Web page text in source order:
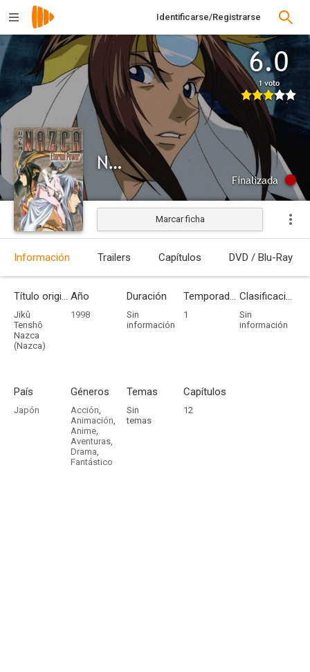
Identificarse/Registrarse
6.0
1 voto
Nazca
Finalizada
Marcar ficha
Información Trailers Capítulos DVD / Blu-Ray
Título original
Jikû
Tenshô
Nazca
(Nazca)
Año
1998
Duración
Sin
información
Temporadas
1
Clasificación por edades
Sin
información
País
Japón
Géneros
Acción,
Animación,
Anime,
Aventuras,
Drama,
Fantástico
Temas
Sin
temas
Capítulos
12